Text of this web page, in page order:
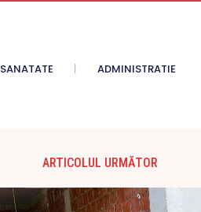
SANATATE ADMINISTRATIE
ARTICOLUL URMĂTOR